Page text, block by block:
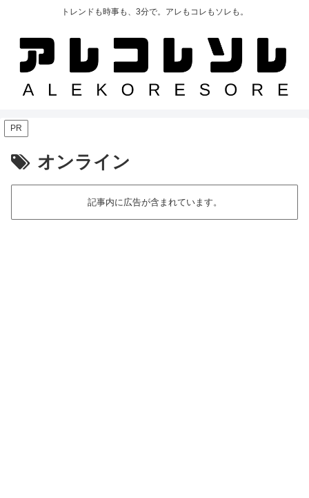
トレンドも時事も、3分で。アレもコレもソレも。
PR
オンライン
記事内に広告が含まれています。